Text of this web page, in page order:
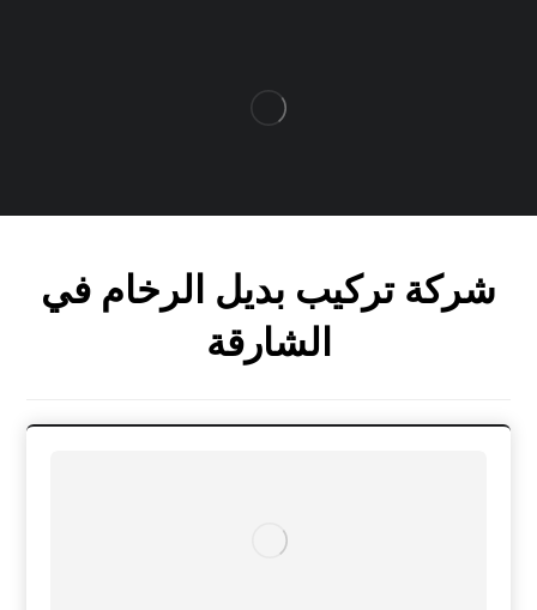
شركة تركيب بديل الرخام في
الشارقة